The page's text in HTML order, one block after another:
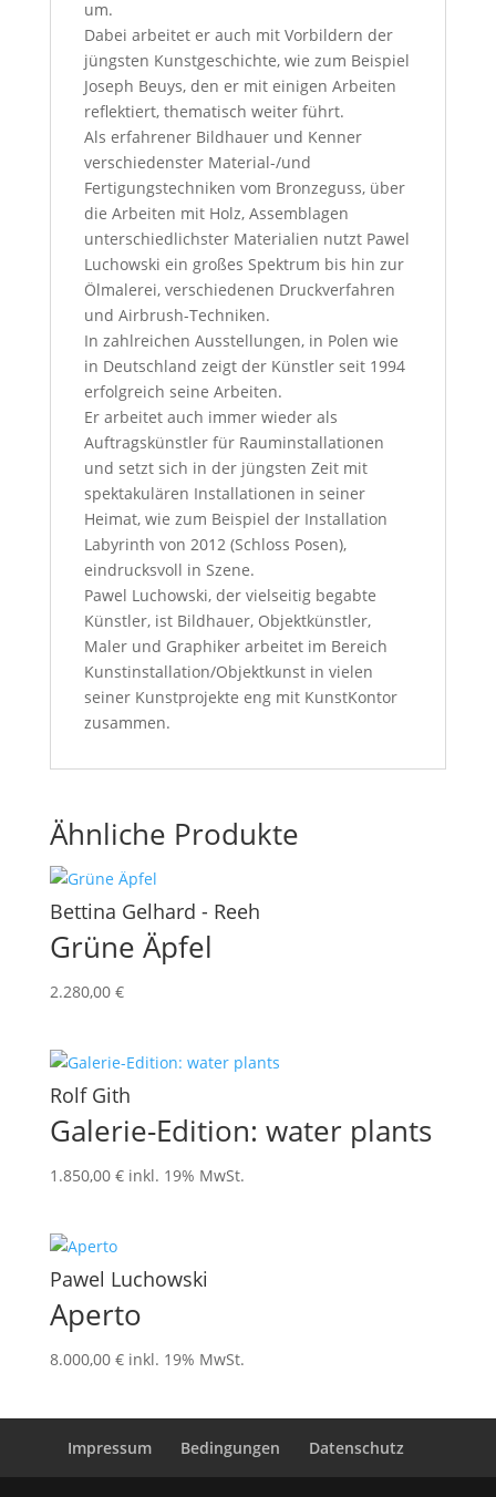
um.
Dabei arbeitet er auch mit Vorbildern der
jüngsten Kunstgeschichte, wie zum Beispiel
Joseph Beuys, den er mit einigen Arbeiten
reflektiert, thematisch weiter führt.
Als erfahrener Bildhauer und Kenner
verschiedenster Material-/und
Fertigungstechniken vom Bronzeguss, über
die Arbeiten mit Holz, Assemblagen
unterschiedlichster Materialien nutzt Pawel
Luchowski ein großes Spektrum bis hin zur
Ölmalerei, verschiedenen Druckverfahren
und Airbrush-Techniken.
In zahlreichen Ausstellungen, in Polen wie
in Deutschland zeigt der Künstler seit 1994
erfolgreich seine Arbeiten.
Er arbeitet auch immer wieder als
Auftragskünstler für Rauminstallationen
und setzt sich in der jüngsten Zeit mit
spektakulären Installationen in seiner
Heimat, wie zum Beispiel der Installation
Labyrinth von 2012 (Schloss Posen),
eindrucksvoll in Szene.
Pawel Luchowski, der vielseitig begabte
Künstler, ist Bildhauer, Objektkünstler,
Maler und Graphiker arbeitet im Bereich
Kunstinstallation/Objektkunst in vielen
seiner Kunstprojekte eng mit KunstKontor
zusammen.
Ähnliche Produkte
Bettina Gelhard - Reeh
Grüne Äpfel
2.280,00 €
Rolf Gith
Galerie-Edition: water plants
1.850,00 € inkl. 19% MwSt.
Pawel Luchowski
Aperto
8.000,00 € inkl. 19% MwSt.
Impressum Bedingungen Datenschutz